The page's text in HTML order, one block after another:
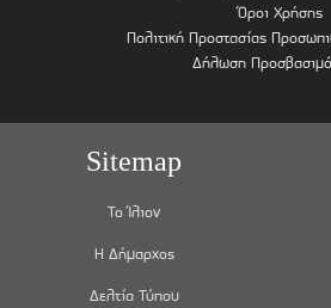
Όροι Χρήσης
Πολιτική Προστασίας
Δήλωση
Sitemap
Το Ίλιον
Η Δήμαρχος
Δελτία Τύπου